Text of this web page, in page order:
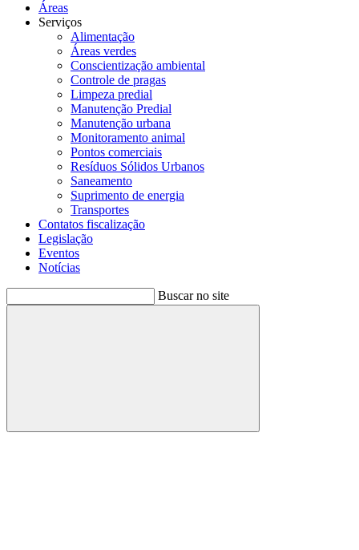
Áreas
Serviços
Alimentação
Áreas verdes
Conscientização ambiental
Controle de pragas
Limpeza predial
Manutenção Predial
Manutenção urbana
Monitoramento animal
Pontos comerciais
Resíduos Sólidos Urbanos
Saneamento
Suprimento de energia
Transportes
Contatos fiscalização
Legislação
Eventos
Notícias
Buscar no site
Buscar